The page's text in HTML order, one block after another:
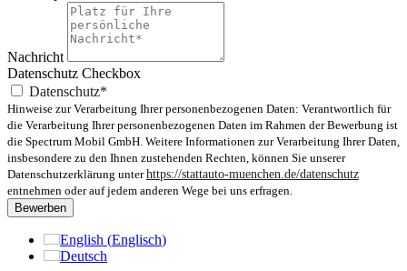
Nachricht
Datenschutz Checkbox
Datenschutz*
Hinweise zur Verarbeitung Ihrer personenbezogenen Daten: Verantwortlich für
die Verarbeitung Ihrer personenbezogenen Daten im Rahmen der Bewerbung ist
die Spectrum Mobil GmbH. Weitere Informationen zur Verarbeitung Ihrer Daten,
insbesondere zu den Ihnen zustehenden Rechten, können Sie unserer
Datenschutzerklärung unterhttps://stattauto-muenchen.de/datenschutz
entnehmen oder auf jedem anderen Wege bei uns erfragen.
Bewerben
English (Englisch)
Deutsch